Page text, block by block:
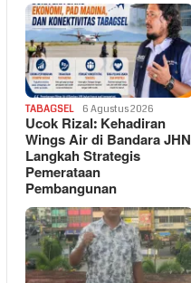
TABAGSEL 6 Agustus 2026
Ucok Rizal: Kehadiran
Wings Air di Bandara JHN
Langkah Strategis
Pemerataan
Pembangunan